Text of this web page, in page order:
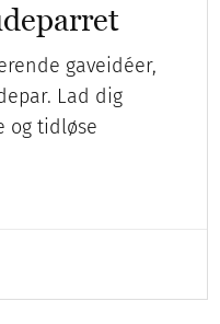
gaveidéer,
Lad dig
og tidløse